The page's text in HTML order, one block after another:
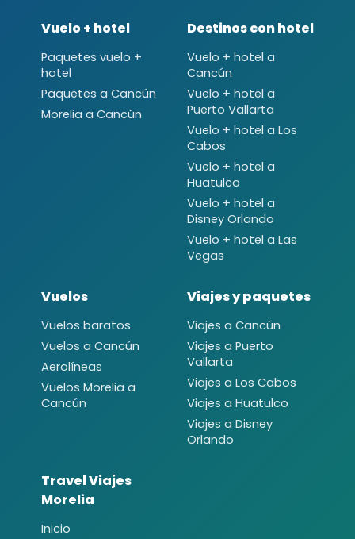
Vuelo + hotel
Paquetes vuelo +
hotel
Paquetes a Cancún
Morelia a Cancún
Destinos con hotel
Vuelo + hotel a
Cancún
Vuelo + hotel a
Puerto Vallarta
Vuelo + hotel a Los
Cabos
Vuelo + hotel a
Huatulco
Vuelo + hotel a
Disney Orlando
Vuelo + hotel a Las
Vegas
Vuelos
Vuelos baratos
Vuelos a Cancún
Aerolíneas
Vuelos Morelia a
Cancún
Viajes y paquetes
Viajes a Cancún
Viajes a Puerto
Vallarta
Viajes a Los Cabos
Viajes a Huatulco
Viajes a Disney
Orlando
Travel Viajes
Morelia
Inicio